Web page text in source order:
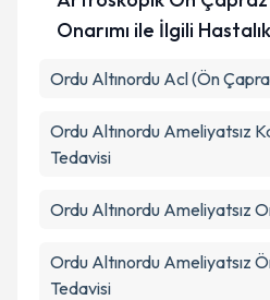
Onarımı ile İlgili
Ordu Altınordu Acl (Ön
Ordu Altınordu Ameliyatsız
Tedavisi
Ordu Altınordu Ameliyatsız
Ordu Altınordu Ameliyatsız
Tedavisi